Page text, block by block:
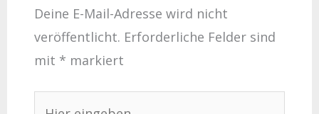
Deine E-Mail-Adresse wird nicht
veröffentlicht. Erforderliche Felder sind
mit * markiert